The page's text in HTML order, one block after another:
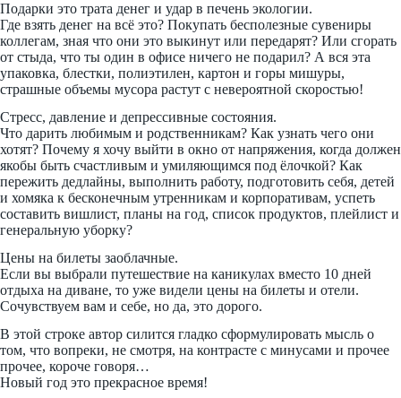
Подарки это трата денег и удар в печень экологии.
Где взять денег на всё это? Покупать бесполезные сувениры
коллегам, зная что они это выкинут или передарят? Или сгорать
от стыда, что ты один в офисе ничего не подарил? А вся эта
упаковка, блестки, полиэтилен, картон и горы мишуры,
страшные объемы мусора растут с невероятной скоростью!
Стресс, давление и депрессивные состояния.
Что дарить любимым и родственникам? Как узнать чего они
хотят? Почему я хочу выйти в окно от напряжения, когда должен
якобы быть счастливым и умиляющимся под ёлочкой? Как
пережить дедлайны, выполнить работу, подготовить себя, детей
и хомяка к бесконечным утренникам и корпоративам, успеть
составить вишлист, планы на год, список продуктов, плейлист и
генеральную уборку?
Цены на билеты заоблачные.
Если вы выбрали путешествие на каникулах вместо 10 дней
отдыха на диване, то уже видели цены на билеты и отели.
Сочувствуем вам и себе, но да, это дорого.
В этой строке автор силится гладко сформулировать мысль о
том, что вопреки, не смотря, на контрасте с минусами и прочее
прочее, короче говоря…
Новый год это прекрасное время!